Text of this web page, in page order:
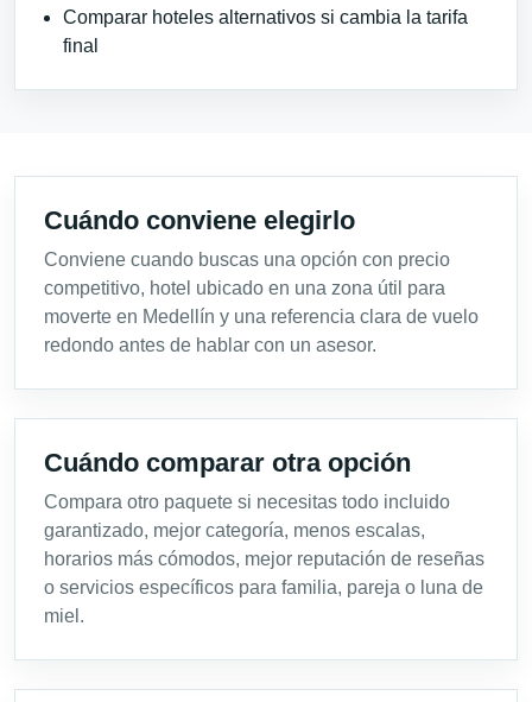
Comparar hoteles alternativos si cambia la tarifa
final
Cuándo conviene elegirlo
Conviene cuando buscas una opción con precio
competitivo, hotel ubicado en una zona útil para
moverte en Medellín y una referencia clara de vuelo
redondo antes de hablar con un asesor.
Cuándo comparar otra opción
Compara otro paquete si necesitas todo incluido
garantizado, mejor categoría, menos escalas,
horarios más cómodos, mejor reputación de reseñas
o servicios específicos para familia, pareja o luna de
miel.